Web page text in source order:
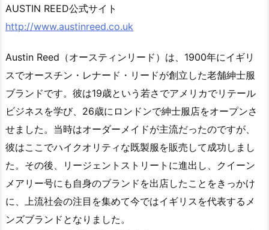
AUSTIN REED公式サイト
http://www.austinreed.co.uk
Austin Reed（オースティンリード）は、1900年にイギリ
スでオースチン・レナード・リードが創立した老舗紳士服
ブランドです。彼は19歳という若さでアメリカでリテール
ビジネスを学び、26歳にロンドンで紳士服店をオープンさ
せました。当時はオーダーメイドが主流だったのですが、
彼はここでハイクオリティな既製服を販売して成功しまし
た。その後、リージェントストリートに進出し、クイーン
メアリー号にも自身のブランドを出店したことをきっかけ
に、上流社会の注目を集めて今ではイギリスを代表するメ
ンズブランドとなりました。